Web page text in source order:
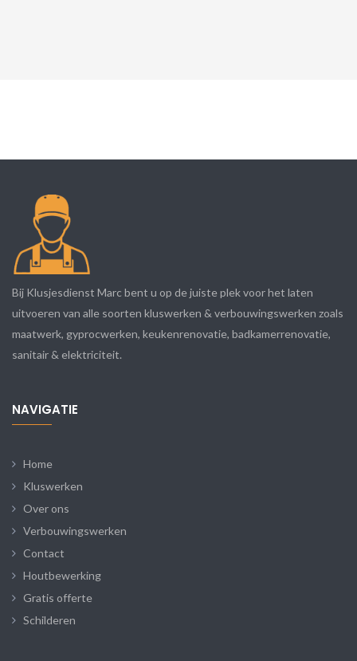
Bij Klusjesdienst Marc bent u op de juiste plek voor het laten
uitvoeren van alle soorten kluswerken & verbouwingswerken zoals
maatwerk, gyprocwerken, keukenrenovatie, badkamerrenovatie,
sanitair & elektriciteit.
NAVIGATIE
Home
Kluswerken
Over ons
Verbouwingswerken
Contact
Houtbewerking
Gratis offerte
Schilderen